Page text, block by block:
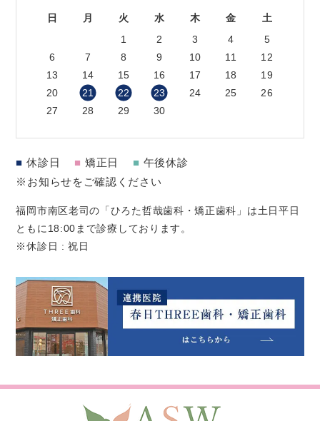
日 月 火 水 木 金
土
1
2 3 4
5
6
7 8 9 10 11
12
13
14 15 16 17 18
19
20
21 22 23 24 25
26
27
28 29 30
■ 休診日 ■ 矯正日 ■ 午後休診
※お知らせをご確認ください
福岡市南区老司の「ひろた哲哉歯科・矯正歯科」は土日平日
ともに18:00まで診療しております。
※休診日 : 祝日